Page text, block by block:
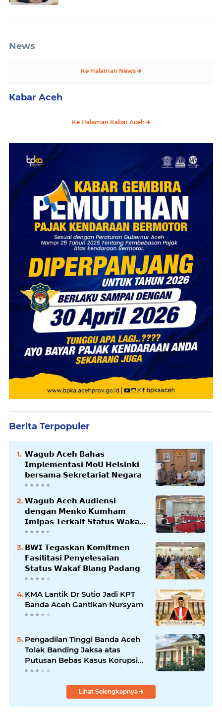
News
Ke Halaman News
Kabar Aceh
Ke Halaman Kabar Aceh
Berita Terpopuler
𝗪𝗮𝗴𝘂𝗯 𝗔𝗰𝗲𝗵 𝗕𝗮𝗵𝗮𝘀
𝗜𝗺𝗽𝗹𝗲𝗺𝗲𝗻𝘁𝗮𝘀𝗶 𝗠𝗼𝗨 𝗛𝗲𝗹𝘀𝗶𝗻𝗸𝗶
𝗯𝗲𝗿𝘀𝗮𝗺𝗮 𝗦𝗲𝗸𝗿𝗲𝘁𝗮𝗿𝗶𝗮𝘁 𝗡𝗲𝗴𝗮𝗿𝗮
𝗪𝗮𝗴𝘂𝗯 𝗔𝗰𝗲𝗵 𝗔𝘂𝗱𝗶𝗲𝗻𝘀𝗶
𝗱𝗲𝗻𝗴𝗮𝗻 𝗠𝗲𝗻𝗸𝗼 𝗞𝘂𝗺𝗵𝗮𝗺
𝗜𝗺𝗶𝗽𝗮𝘀 𝗧𝗲𝗿𝗸𝗮𝗶𝘁 𝗦𝘁𝗮𝘁𝘂𝘀 𝗪𝗮𝗸𝗮𝗳
𝗕𝗹𝗮𝗻𝗴𝗽𝗮𝗱𝗮𝗻𝗴
𝗕𝗪𝗜 𝗧𝗲𝗴𝗮𝘀𝗸𝗮𝗻 𝗞𝗼𝗺𝗶𝘁𝗺𝗲𝗻
𝗙𝗮𝘀𝗶𝗹𝗶𝘁𝗮𝘀𝗶 𝗣𝗲𝗻𝘆𝗲𝗹𝗲𝘀𝗮𝗶𝗮𝗻
𝗦𝘁𝗮𝘁𝘂𝘀 𝗪𝗮𝗸𝗮𝗳 𝗕𝗹𝗮𝗻𝗴 𝗣𝗮𝗱𝗮𝗻𝗴
KMA Lantik Dr Sutio Jadi KPT
Banda Aceh Gantikan Nursyam
Pengadilan Tinggi Banda Aceh
Tolak Banding Jaksa atas
Putusan Bebas Kasus Korupsi
Wastafel
Lihat Selengkapnya